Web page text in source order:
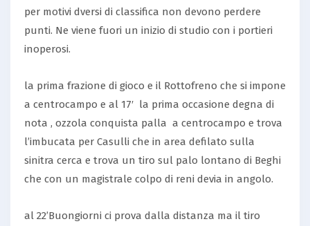
per motivi dversi di classifica non devono perdere
punti. Ne viene fuori un inizio di studio con i portieri
inoperosi.
la prima frazione di gioco e il Rottofreno che si impone
a centrocampo e al 17′ la prima occasione degna di
nota , ozzola conquista palla a centrocampo e trova
l’imbucata per Casulli che in area defilato sulla
sinitra cerca e trova un tiro sul palo lontano di Beghi
che con un magistrale colpo di reni devia in angolo.
al 22’Buongiorni ci prova dalla distanza ma il tiro